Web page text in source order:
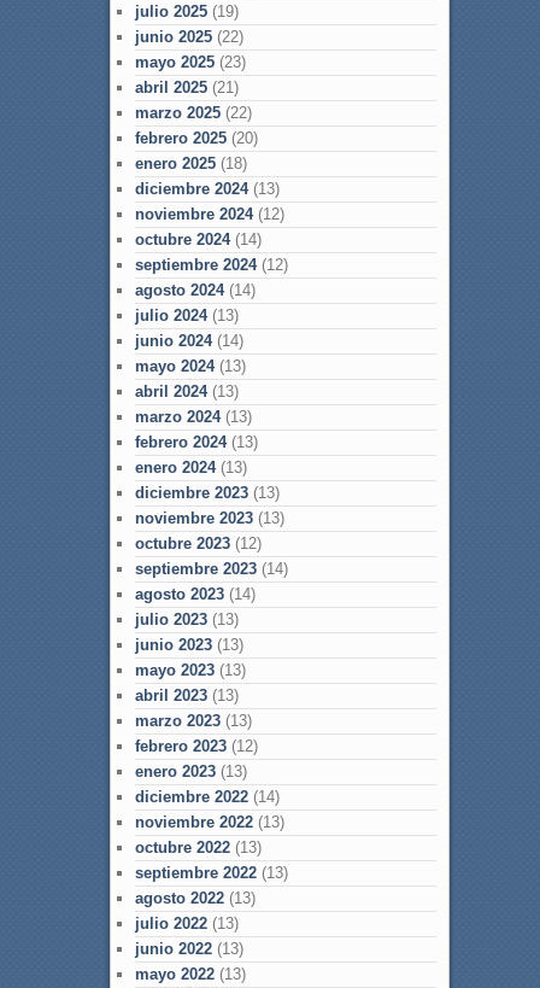
julio 2025(19)
junio 2025(22)
mayo 2025(23)
abril 2025(21)
marzo 2025(22)
febrero 2025(20)
enero 2025(18)
diciembre 2024(13)
noviembre 2024(12)
octubre 2024(14)
septiembre 2024(12)
agosto 2024(14)
julio 2024(13)
junio 2024(14)
mayo 2024(13)
abril 2024(13)
marzo 2024(13)
febrero 2024(13)
enero 2024(13)
diciembre 2023(13)
noviembre 2023(13)
octubre 2023(12)
septiembre 2023(14)
agosto 2023(14)
julio 2023(13)
junio 2023(13)
mayo 2023(13)
abril 2023(13)
marzo 2023(13)
febrero 2023(12)
enero 2023(13)
diciembre 2022(14)
noviembre 2022(13)
octubre 2022(13)
septiembre 2022(13)
agosto 2022(13)
julio 2022(13)
junio 2022(13)
mayo 2022(13)